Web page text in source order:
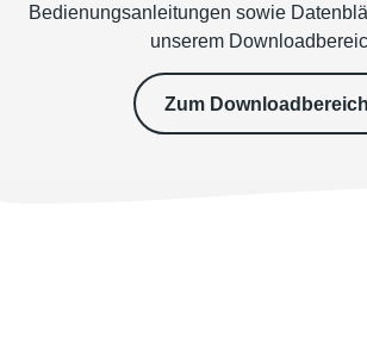
Bedienungsanleitungen sowie
unserem
Zum Downloadbereich